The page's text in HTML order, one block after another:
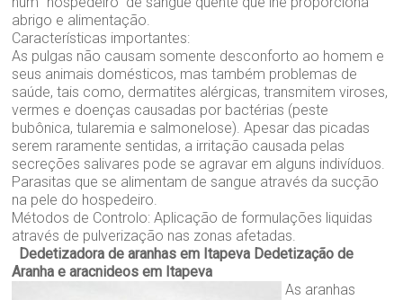
abrigo e alimentação.
Características importantes:
As pulgas não causam somente desconforto ao homem e
seus animais domésticos, mas também problemas de
saúde, tais como, dermatites alérgicas, transmitem viroses,
vermes e doenças causadas por bactérias (peste
bubônica, tularemia e salmonelose). Apesar das picadas
serem raramente sentidas, a irritação causada pelas
secreções salivares pode se agravar em alguns indivíduos.
Parasitas que se alimentam de sangue através da sucção
na pele do hospedeiro.
Métodos de Controlo: Aplicação de formulações liquidas
através de pulverização nas zonas afetadas.
Dedetizadora de aranhas em Itapeva Dedetização de
Aranha e aracnideos em Itapeva
As aranhas